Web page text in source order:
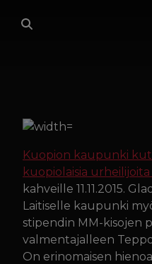
TREENIT
GLADIATOR FACTORY
OTA YHTEYTTÄ
IN ENGLISH
Kuopion kaupunki
kuopiolaisia
kahveille 11.11.2015.
Laitiselle kaupunki
stipendin MM-kisojen
valmentajalleen
On erinomaisen